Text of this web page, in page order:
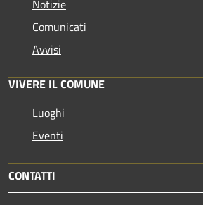
Notizie
Comunicati
Avvisi
VIVERE IL COMUNE
Luoghi
Eventi
CONTATTI